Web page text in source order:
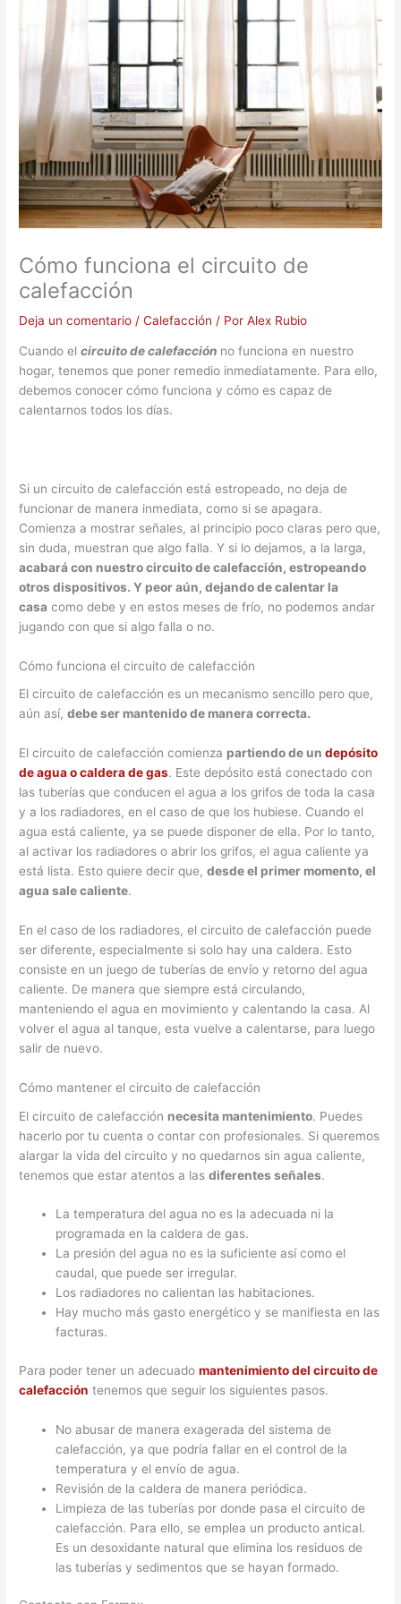
Cómo funciona el circuito de
calefacción
Deja un comentario /Calefacción / PorAlex Rubio
Cuando elcircuito de calefacción no funciona en nuestro
hogar, tenemos que poner remedio inmediatamente. Para ello,
debemos conocer cómo funciona y cómo es capaz de
calentarnos todos los días.
Si un circuito de calefacción está estropeado, no deja de
funcionar de manera inmediata, como si se apagara.
Comienza a mostrar señales, al principio poco claras pero que,
sin duda, muestran que algo falla. Y si lo dejamos, a la larga,
acabará con nuestro circuito de calefacción, estropeando
otros dispositivos. Y peor aún, dejando de calentar la
casa como debe y en estos meses de frío, no podemos andar
jugando con que si algo falla o no.
Cómo funciona el circuito de calefacción
El circuito de calefacción es un mecanismo sencillo pero que,
aún así,debe ser mantenido de manera correcta.
El circuito de calefacción comienza partiendo de undepósito
de agua o caldera de gas. Este depósito está conectado con
las tuberías que conducen el agua a los grifos de toda la casa
y a los radiadores, en el caso de que los hubiese. Cuando el
agua está caliente, ya se puede disponer de ella. Por lo tanto,
al activar los radiadores o abrir los grifos, el agua caliente ya
está lista. Esto quiere decir que,desde el primer momento, el
agua sale caliente.
En el caso de los radiadores, el circuito de calefacción puede
ser diferente, especialmente si solo hay una caldera. Esto
consiste en un juego de tuberías de envío y retorno del agua
caliente. De manera que siempre está circulando,
manteniendo el agua en movimiento y calentando la casa. Al
volver el agua al tanque, esta vuelve a calentarse, para luego
salir de nuevo.
Cómo mantener el circuito de calefacción
El circuito de calefacción necesita mantenimiento. Puedes
hacerlo por tu cuenta o contar con profesionales. Si queremos
alargar la vida del circuito y no quedarnos sin agua caliente,
tenemos que estar atentos a lasdiferentes señales.
La temperatura del agua no es la adecuada ni la
programada en la caldera de gas.
La presión del agua no es la suficiente así como el
caudal, que puede ser irregular.
Los radiadores no calientan las habitaciones.
Hay mucho más gasto energético y se manifiesta en las
facturas.
Para poder tener un adecuadomantenimiento del circuito de
calefacción tenemos que seguir los siguientes pasos.
No abusar de manera exagerada del sistema de
calefacción, ya que podría fallar en el control de la
temperatura y el envío de agua.
Revisión de la caldera de manera periódica.
Limpieza de las tuberías por donde pasa el circuito de
calefacción. Para ello, se emplea un producto antical.
Es un desoxidante natural que elimina los residuos de
las tuberías y sedimentos que se hayan formado.